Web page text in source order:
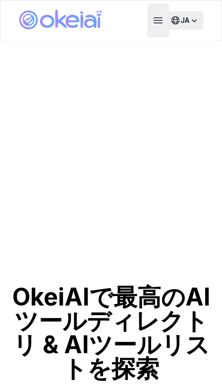
Open main menu
JA
OkeiAIで最高のAI
ツールディレクト
リ & AIツールリス
トを探索